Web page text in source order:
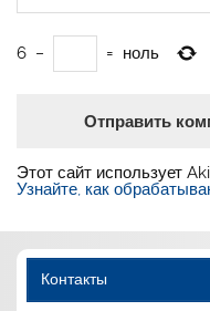
6 − = ноль
Этот сайт использует
Узнайте, как
Контакты